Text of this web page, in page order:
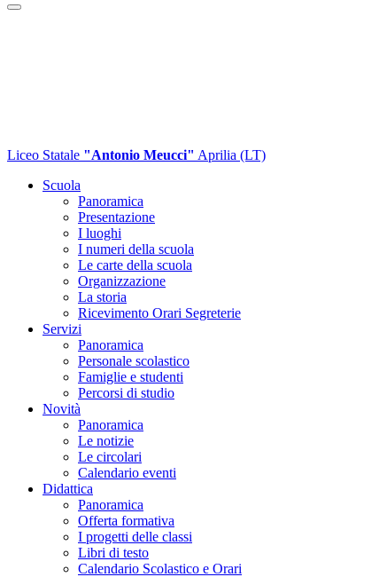
Liceo Statale "Antonio Meucci" Aprilia (LT)
Scuola
Panoramica
Presentazione
I luoghi
I numeri della scuola
Le carte della scuola
Organizzazione
La storia
Ricevimento Orari Segreterie
Servizi
Panoramica
Personale scolastico
Famiglie e studenti
Percorsi di studio
Novità
Panoramica
Le notizie
Le circolari
Calendario eventi
Didattica
Panoramica
Offerta formativa
I progetti delle classi
Libri di testo
Calendario Scolastico e Orari